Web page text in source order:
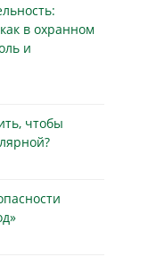
в охранном
и
чтобы